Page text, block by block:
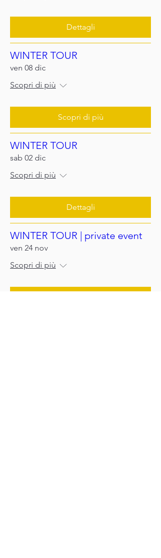
Dettagli
WINTER TOUR
ven 08 dic
Scopri di più
Scopri di più
WINTER TOUR
sab 02 dic
Scopri di più
Dettagli
WINTER TOUR | private event
ven 24 nov
Scopri di più